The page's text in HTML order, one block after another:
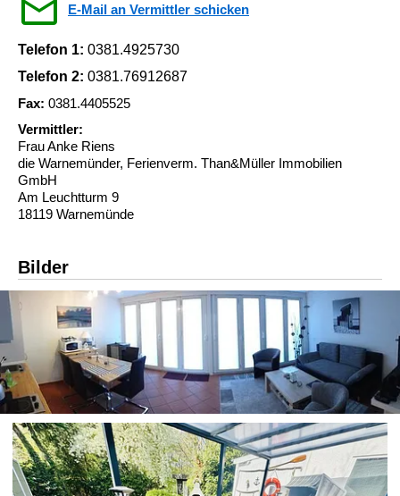
E-Mail an Vermittler schicken
Telefon 1: 0381.4925730
Telefon 2: 0381.76912687
Fax: 0381.4405525
Vermittler:
Frau Anke Riens
die Warnemünder, Ferienverm. Than&Müller Immobilien
GmbH
Am Leuchtturm 9
18119 Warnemünde
Bilder